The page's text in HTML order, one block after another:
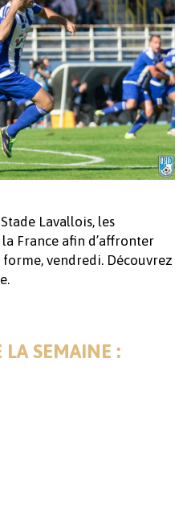
Lavallois, les
France afin d’affronter
vendredi. Découvrez
LA SEMAINE :